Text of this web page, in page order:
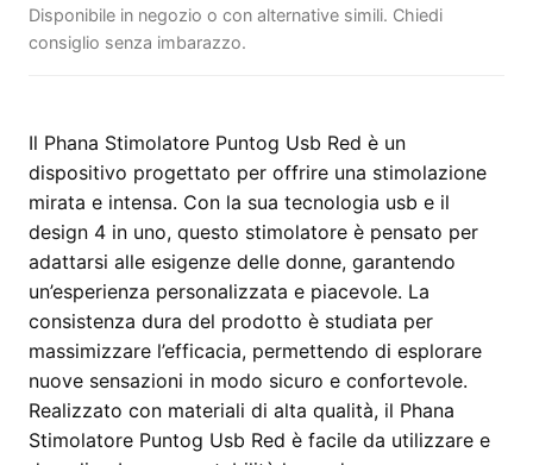
Disponibile in negozio o con alternative simili. Chiedi
consiglio senza imbarazzo.
Il Phana Stimolatore Puntog Usb Red è un
dispositivo progettato per offrire una stimolazione
mirata e intensa. Con la sua tecnologia usb e il
design 4 in uno, questo stimolatore è pensato per
adattarsi alle esigenze delle donne, garantendo
un’esperienza personalizzata e piacevole. La
consistenza dura del prodotto è studiata per
massimizzare l’efficacia, permettendo di esplorare
nuove sensazioni in modo sicuro e confortevole.
Realizzato con materiali di alta qualità, il Phana
Stimolatore Puntog Usb Red è facile da utilizzare e